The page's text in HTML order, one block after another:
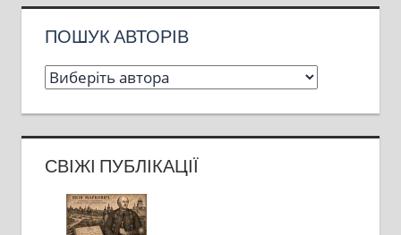
ПОШУК АВТОРІВ
СВІЖІ ПУБЛІКАЦІЇ